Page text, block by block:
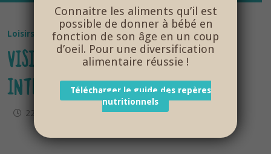
Loisirs
VISITEZ LA STATION SPATIALE
INTERNATIONALE
22 juillet 2017
Connaitre les aliments qu’il est
possible de donner à bébé en
fonction de son âge en un coup
d’oeil. Pour une diversification
alimentaire réussie !
Télécharger le guide des repères
nutritionnels